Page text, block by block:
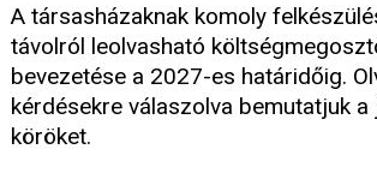
A társasházaknak komoly
távolról leolvasható
bevezetése a 2027-es határidőig.
kérdésekre válaszolva bemutatjuk
köröket.